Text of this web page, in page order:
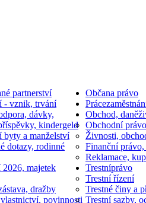
partnerství
- vznik, trvání
dávky,
kindergeld
byty a manželství
dotazy, rodinné
2026, majetek
Občana právo
dražby
povinnosti
Práce
Obchod, daně
Obchodní
Živnosti,
Finanční
Reklamace,
Trestníprávo
Trestní řízení
Trestné činy a
Trestní sazby,